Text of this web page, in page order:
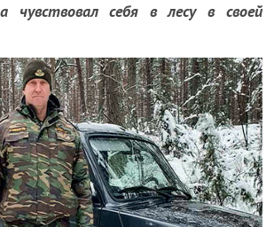
чувствовал себя в лесу в своей